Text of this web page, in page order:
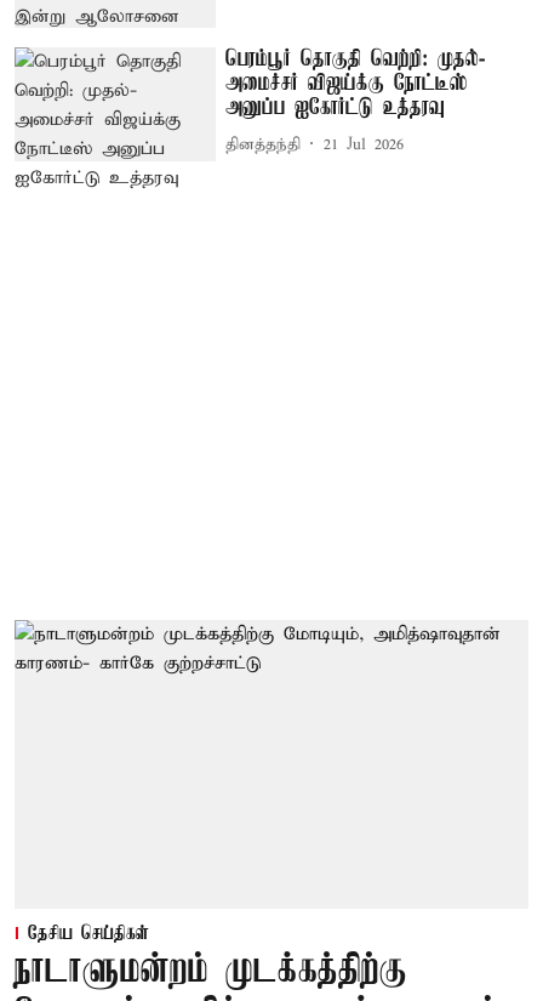
பெரம்பூர் தொகுதி வெற்றி: முதல்-
அமைச்சர் விஜய்க்கு நோட்டீஸ்
அனுப்ப ஐகோர்ட்டு உத்தரவு
தினத்தந்தி 21 Jul 2026
தேசிய செய்திகள்
நாடாளுமன்றம் முடக்கத்திற்கு